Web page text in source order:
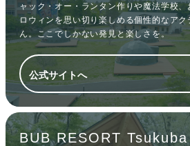
ャック・オー・ランタン作りや魔法学校
ロウィンを思い切り楽しめる個性的なア
ん。ここでしかない発見と楽しさを。
公式サイトへ
BUB RESORT Tsukuba